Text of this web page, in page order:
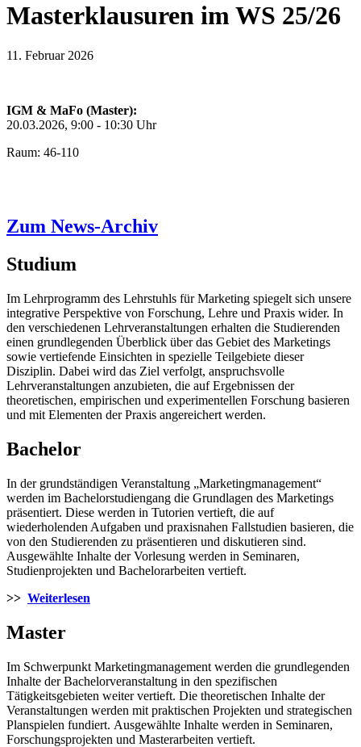
Masterklausuren im WS 25/26
11. Februar 2026
IGM & MaFo (Master):
20.03.2026, 9:00 - 10:30 Uhr
Raum: 46-110
Zum News-Archiv
Studium
Im Lehrprogramm des Lehrstuhls für Marketing spiegelt sich unsere
integrative Perspektive von Forschung, Lehre und Praxis wider. In
den verschiedenen Lehrveranstaltungen erhalten die Studierenden
einen grundlegenden Überblick über das Gebiet des Marketings
sowie vertiefende Einsichten in spezielle Teilgebiete dieser
Disziplin. Dabei wird das Ziel verfolgt, anspruchsvolle
Lehrveranstaltungen anzubieten, die auf Ergebnissen der
theoretischen, empirischen und experimentellen Forschung basieren
und mit Elementen der Praxis angereichert werden.
Bachelor
In der grundständigen Veranstaltung „Marketingmanagement“
werden im Bachelorstudiengang die Grundlagen des Marketings
präsentiert. Diese werden in Tutorien vertieft, die auf
wiederholenden Aufgaben und praxisnahen Fallstudien basieren, die
von den Studierenden zu präsentieren und diskutieren sind.
Ausgewählte Inhalte der Vorlesung werden in Seminaren,
Studienprojekten und Bachelorarbeiten vertieft.
>> Weiterlesen
Master
Im Schwerpunkt Marketingmanagement werden die grundlegenden
Inhalte der Bachelorveranstaltung in den spezifischen
Tätigkeitsgebieten weiter vertieft. Die theoretischen Inhalte der
Veranstaltungen werden mit praktischen Projekten und strategischen
Planspielen fundiert. Ausgewählte Inhalte werden in Seminaren,
Forschungsprojekten und Masterarbeiten vertieft.